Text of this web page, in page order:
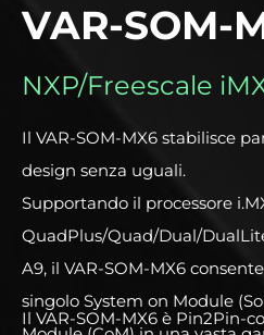
VAR-SOM-
NXP/Freescale
Il VAR-SOM-MX6 stabilisce
design senza uguali.
Supportando il processore
QuadPlus/Quad/Dual/
A9, il VAR-SOM-MX6
singolo System on Module
Il VAR-SOM-MX6 è Pin2Pin-